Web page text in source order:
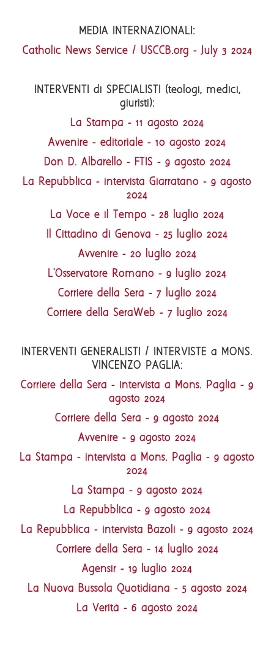
MEDIA INTERNAZIONALI:
Catholic News Service / USCCB.org - July 3 2024
INTERVENTI di SPECIALISTI (teologi, medici,
giuristi):
La Stampa - 11 agosto 2024
Avvenire - editoriale - 10 agosto 2024
Don D. Albarello - FTIS - 9 agosto 2024
La Repubblica - intervista Giarratano - 9 agosto
2024
La Voce e il Tempo - 28 luglio 2024
Il Cittadino di Genova - 25 luglio 2024
Avvenire - 20 luglio 2024
L'Osservatore Romano - 9 luglio 2024
Corriere della Sera - 7 luglio 2024
Corriere della SeraWeb - 7 luglio 2024
INTERVENTI GENERALISTI / INTERVISTE a MONS.
VINCENZO PAGLIA:
Corriere della Sera - intervista a Mons. Paglia - 9
agosto 2024
Corriere della Sera - 9 agosto 2024
Avvenire - 9 agosto 2024
La Stampa - intervista a Mons. Paglia - 9 agosto
2024
La Stampa - 9 agosto 2024
La Repubblica - 9 agosto 2024
La Repubblica - intervista Bazoli - 9 agosto 2024
Corriere della Sera - 14 luglio 2024
Agensir - 19 luglio 2024
La Nuova Bussola Quotidiana - 5 agosto 2024
La Verità - 6 agosto 2024